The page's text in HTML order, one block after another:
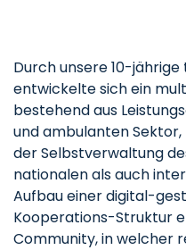
Durch unsere 10-
entwickelte sich ein
bestehend aus
und ambulanten
der Selbstverwaltung
nationalen als auch
Aufbau einer digital-
Kooperations-Struktur
Community, in welcher